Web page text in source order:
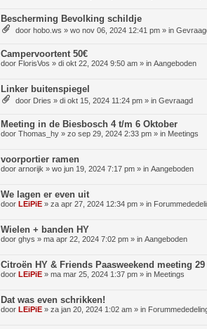
Bescherming Bevolking schildje
door hobo.ws » wo nov 06, 2024 12:41 pm » in
Campervoortent 50€
door FlorisVos » di okt 22, 2024 9:50 am » in Aangeboden
Linker buitenspiegel
door Dries » di okt 15, 2024 11:24 pm » in Gevraagd
Meeting in de Biesbosch 4 t/m 6 Oktober
door Thomas_hy » zo sep 29, 2024 2:33 pm » in Meetings
voorportier ramen
door arnorijk » wo jun 19, 2024 7:17 pm » in Aangeboden
We lagen er even uit
door LEiPiE » za apr 27, 2024 12:34 pm » in
Wielen + banden HY
door ghys » ma apr 22, 2024 7:02 pm » in Aangeboden
Citroën HY & Friends Paasweekend meeting 29
door LEiPiE » ma mar 25, 2024 1:37 pm » in Meetings
Dat was even schrikken!
door LEiPiE » za jan 20, 2024 1:02 am » in